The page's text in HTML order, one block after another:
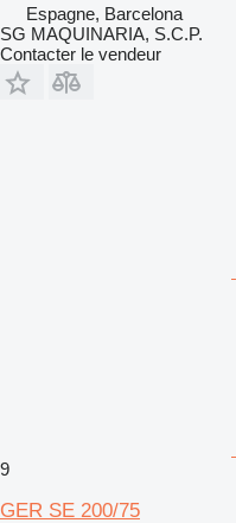
Espagne, Barcelona
SG MAQUINARIA, S.C.P.
Contacter le vendeur
9
GER SE 200/75